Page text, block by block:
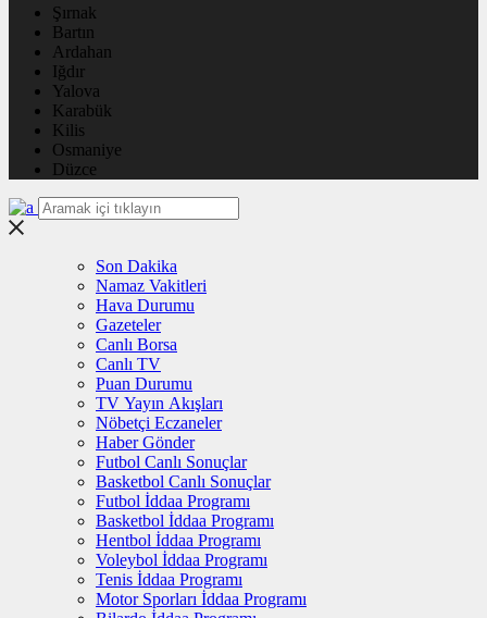
Şırnak
Bartın
Ardahan
Iğdır
Yalova
Karabük
Kilis
Osmaniye
Düzce
Son Dakika
Namaz Vakitleri
Hava Durumu
Gazeteler
Canlı Borsa
Canlı TV
Puan Durumu
TV Yayın Akışları
Nöbetçi Eczaneler
Haber Gönder
Futbol Canlı Sonuçlar
Basketbol Canlı Sonuçlar
Futbol İddaa Programı
Basketbol İddaa Programı
Hentbol İddaa Programı
Voleybol İddaa Programı
Tenis İddaa Programı
Motor Sporları İddaa Programı